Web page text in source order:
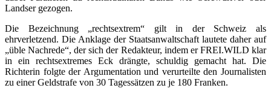
Landser gezogen.
Die Bezeichnung „rechtsextrem“ gilt in der Schweiz als
ehrverletzend. Die Anklage der Staatsanwaltschaft lautete daher auf
„üble Nachrede“, der sich der Redakteur, indem er FREI.WILD klar
in ein rechtsextremes Eck drängte, schuldig gemacht hat. Die
Richterin folgte der Argumentation und verurteilte den Journalisten
zu einer Geldstrafe von 30 Tagessätzen zu je 180 Franken.